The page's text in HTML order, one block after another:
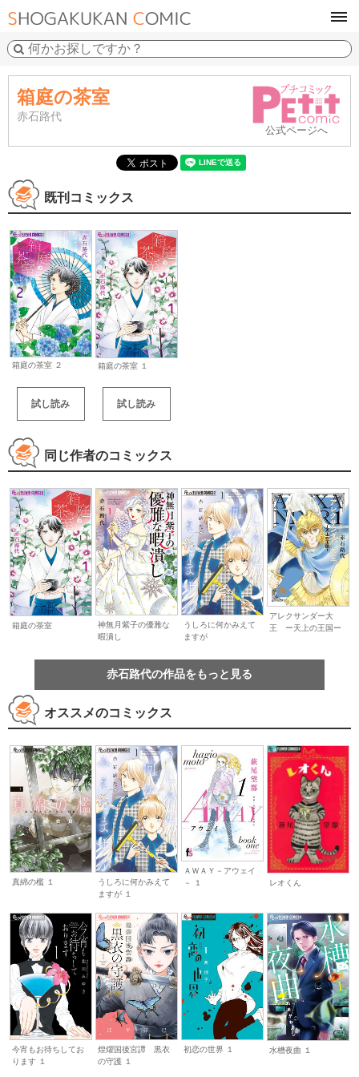
箱庭の茶室
赤石路代
公式ページへ
既刊コミックス
箱庭の茶室 ２
試し読み
箱庭の茶室 １
試し読み
同じ作者のコミックス
箱庭の茶室
神無月紫子の優雅な
暇潰し
うしろに何かみえて
ますが
アレクサンダー大
王 ー天上の王国ー
赤石路代の作品をもっと見る
オススメのコミックス
真綿の檻 １
うしろに何かみえて
ますが １
ＡＷＡＹ－アウェイ
－ １
レオくん
今宵もお待ちしてお
ります １
煌燿国後宮譚 黒衣
の守護 １
初恋の世界 １ 水槽夜曲 １